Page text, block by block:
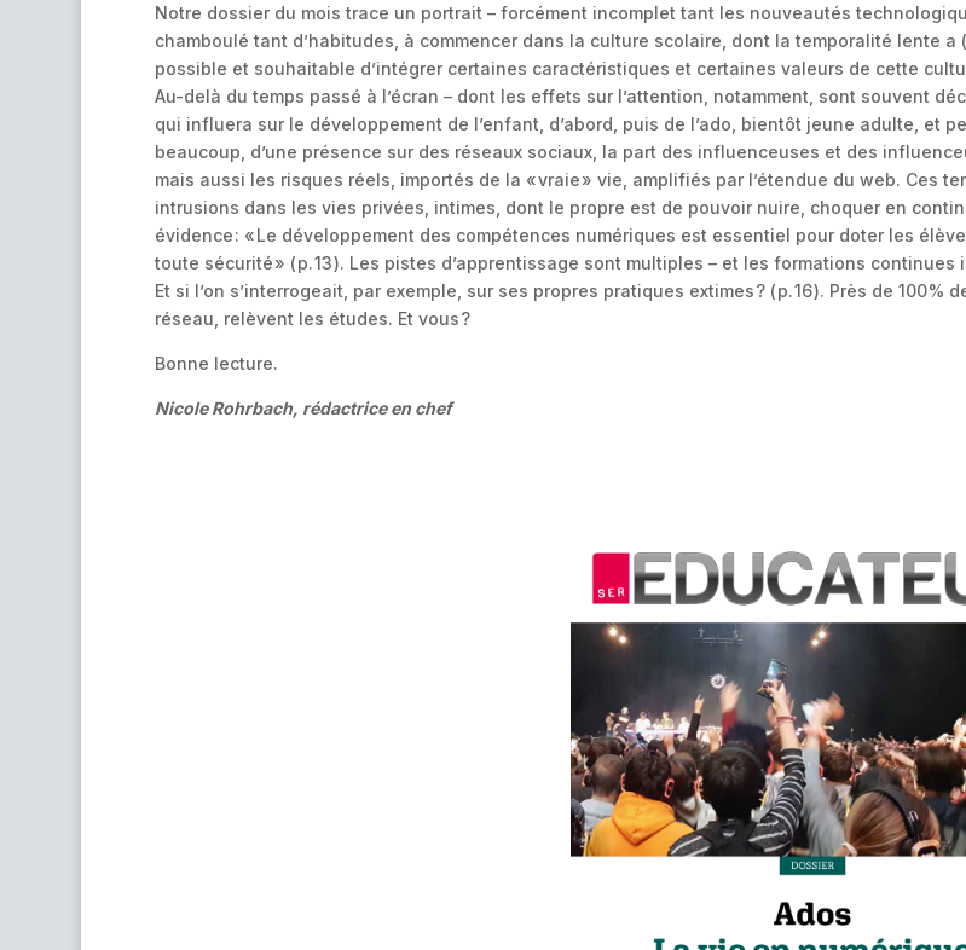
Notre dossier du mois trace un portrait – forcément incomplet tant les nouveautés
chamboulé tant d’habitudes, à commencer dans la culture scolaire, dont la temporalité lente a
possible et souhaitable d’intégrer certaines caractéristiques et certaines valeurs de cette
Au-delà du temps passé à l’écran – dont les effets sur l’attention, notamment, sont souvent
qui influera sur le développement de l’enfant, d’abord, puis de l’ado, bientôt jeune adulte, et
beaucoup, d’une présence sur des réseaux sociaux, la part des influenceuses et des
mais aussi les risques réels, importés de la « vraie » vie, amplifiés par l’étendue du web. Ces
intrusions dans les vies privées, intimes, dont le propre est de pouvoir nuire, choquer en
évidence : « Le développement des compétences numériques est essentiel pour doter les
toute sécurité » ( p. 13 ). Les pistes d’apprentissage sont multiples – et les formations
Et si l’on s’interrogeait, par exemple, sur ses propres pratiques extimes ? ( p. 16 ). Près de 100
réseau, relèvent les études. Et vous ?
Bonne lecture.
Nicole Rohrbach, rédactrice en chef